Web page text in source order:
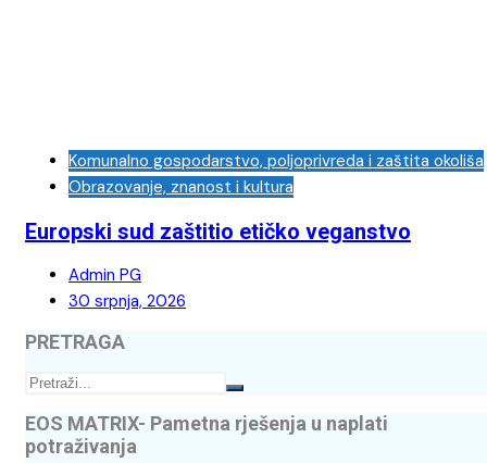
Komunalno gospodarstvo, poljoprivreda i zaštita okoliša
Obrazovanje, znanost i kultura
Europski sud zaštitio etičko veganstvo
Admin PG
30 srpnja, 2026
PRETRAGA
EOS MATRIX- Pametna rješenja u naplati
potraživanja